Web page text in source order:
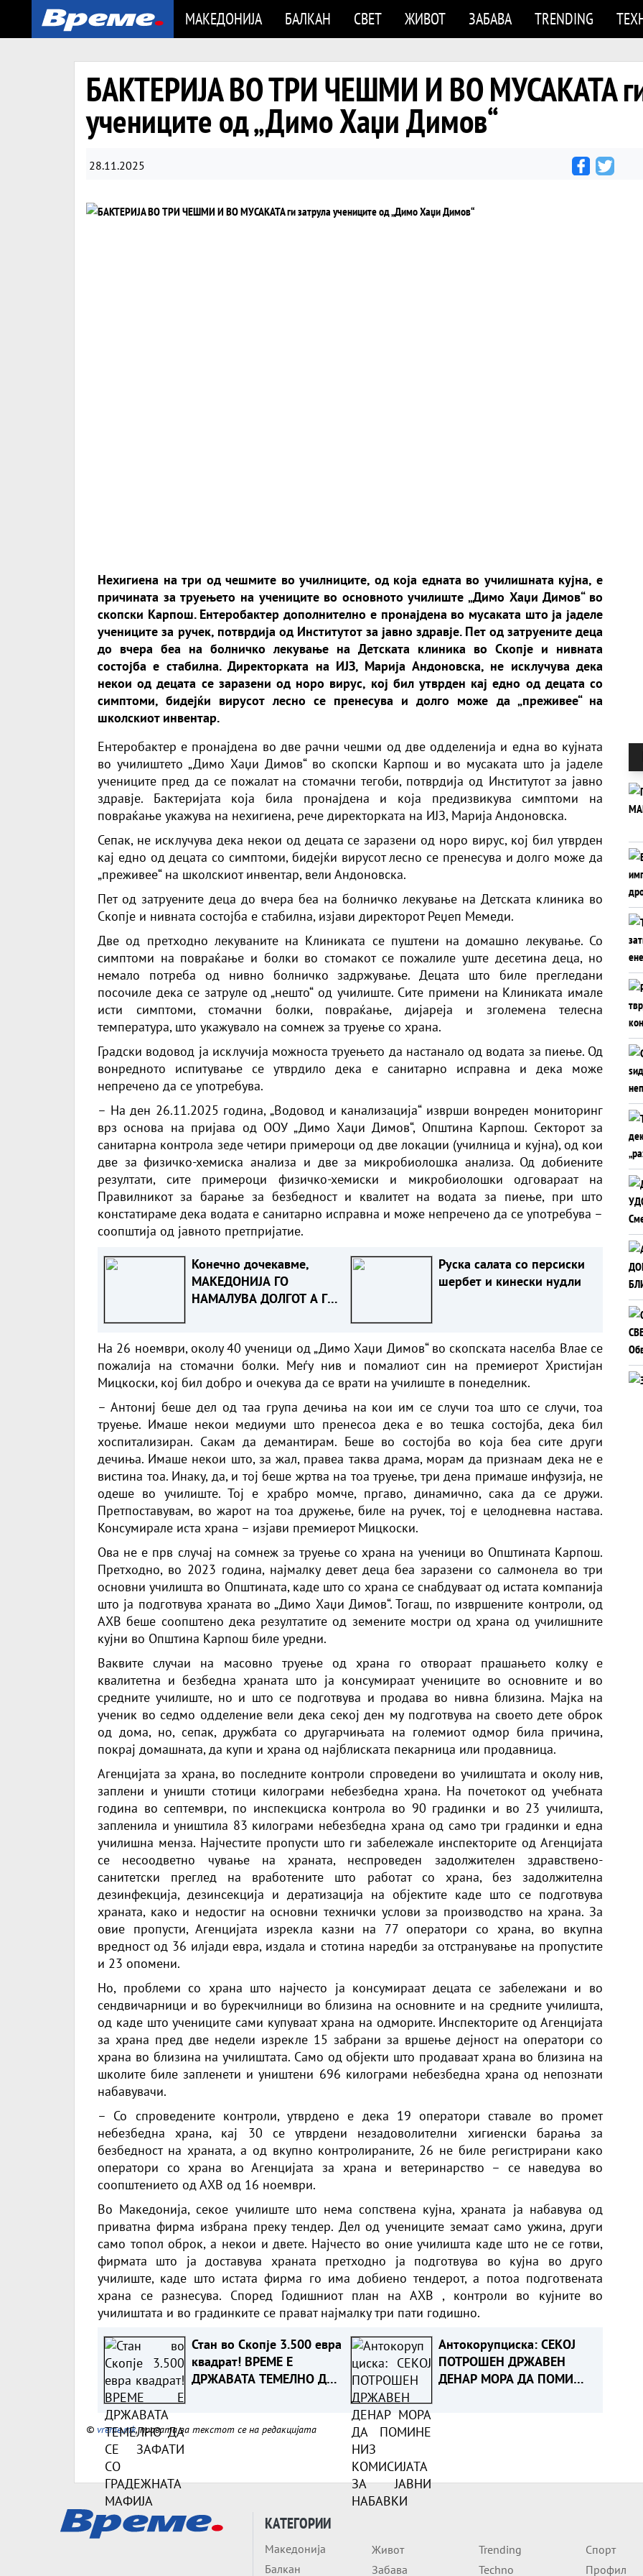
МАКЕДОНИЈА БАЛКАН СВЕТ ЖИВОТ ЗАБАВА TRENDING
БАКТЕРИЈА ВО ТРИ ЧЕШМИ И ВО МУСАКАТА ги
учениците од „Димо Хаџи Димов“
28.11.2025
Нехигиена на три од чешмите во училниците, од која едната во училишната кујна, е
причината за труењето на учениците во основното училиште „Димо Хаџи Димов“ во
скопски Карпош. Ентеробактер дополнително е пронајдена во мусаката што ја јаделе
учениците за ручек, потврдија од Институтот за јавно здравје. Пет од затруените деца
до вчера беа на болничко лекување на Детската клиника во Скопје и нивната
состојба е стабилна. Директорката на ИЈЗ, Марија Андоновска, не исклучува дека
некои од децата се заразени од норо вирус, кој бил утврден кај едно од децата со
симптоми, бидејќи вирусот лесно се пренесува и долго може да „преживее“ на
школскиот инвентар.
Ентеробактер е пронајдена во две рачни чешми од две одделенија и една во кујната
во училиштето „Димо Хаџи Димов“ во скопски Карпош и во мусаката што ја јаделе
учениците пред да се пожалат на стомачни тегоби, потврдија од Институтот за јавно
здравје. Бактеријата која била пронајдена и која предизвикува симптоми на
повраќање укажува на нехигиена, рече директорката на ИЈЗ, Марија Андоновска.
Сепак, не исклучува дека некои од децата се заразени од норо вирус, кој бил утврден
кај едно од децата со симптоми, бидејќи вирусот лесно се пренесува и долго може да
„преживее“ на школскиот инвентар, вели Андоновска.
Пет од затруените деца до вчера беа на болничко лекување на Детската клиника во
Скопје и нивната состојба е стабилна, изјави директорот Реџеп Мемеди.
Две од претходно лекуваните на Клиниката се пуштени на домашно лекување. Со
симптоми на повраќање и болки во стомакот се пожалиле уште десетина деца, но
немало потреба од нивно болничко задржување. Децата што биле прегледани
посочиле дека се затруле од „нешто“ од училиште. Сите примени на Клиниката имале
исти симптоми, стомачни болки, повраќање, дијареја и зголемена телесна
температура, што укажувало на сомнеж за труење со храна.
Градски водовод ја исклучија можноста труењето да настанало од водата за пиење. Од
вонредното испитување се утврдило дека е санитарно исправна и дека може
непречено да се употребува.
– На ден 26.11.2025 година, „Водовод и канализација“ изврши вонреден мониторинг
врз основа на пријава од ООУ „Димо Хаџи Димов“, Општина Карпош. Секторот за
санитарна контрола зеде четири примероци од две локации (училница и кујна), од кои
две за физичко-хемиска анализа и две за микробиолошка анализа. Од добиените
резултати, сите примероци физичко-хемиски и микробиолошки одговараат на
Правилникот за барање за безбедност и квалитет на водата за пиење, при што
констатираме дека водата е санитарно исправна и може непречено да се употребува –
соопштија од јавното претпријатие.
Конечно дочекавме,
МАКЕДОНИЈА ГО
НАМАЛУВА ДОЛГОТ А ГИ
ИНВЕСТИЦИИ
Руска салата со персиски
шербет и кинески нудли
На 26 ноември, околу 40 ученици од „Димо Хаџи Димов“ во скопската населба Влае се
пожалија на стомачни болки. Меѓу нив и помалиот син на премиерот Христијан
Мицкоски, кој бил добро и очекува да се врати на училиште в понеделник.
– Антониј беше дел од таа група дечиња на кои им се случи тоа што се случи, тоа
труење. Имаше некои медиуми што пренесоа дека е во тешка состојба, дека бил
хоспитализиран. Сакам да демантирам. Беше во состојба во која беа сите други
дечиња. Имаше некои што, за жал, правеа таква драма, морам да признаам дека не е
вистина тоа. Инаку, да, и тој беше жртва на тоа труење, три дена примаше инфузија, не
одеше во училиште. Тој е храбро момче, пргаво, динамично, сака да се дружи.
Претпоставувам, во жарот на тоа дружење, биле на ручек, тој е целодневна настава.
Консумирале иста храна – изјави премиерот Мицкоски.
Ова не е прв случај на сомнеж за труење со храна на ученици во Општината Карпош.
Претходно, во 2023 година, најмалку девет деца беа заразени со салмонела во три
основни училишта во Општината, каде што со храна се снабдуваат од истата компанија
што ја подготвува храната во „Димо Хаџи Димов“. Тогаш, по извршените контроли, од
АХВ беше соопштено дека резултатите од земените мостри од храна од училишните
кујни во Општина Карпош биле уредни.
Ваквите случаи на масовно труење од храна го отвораат прашањето колку е
квалитетна и безбедна храната што ја консумираат учениците во основните и во
средните училиште, но и што се подготвува и продава во нивна близина. Мајка на
ученик во седмо одделение вели дека секој ден му подготвува на своето дете оброк
од дома, но, сепак, дружбата со другарчињата на големиот одмор била причина,
покрај домашната, да купи и храна од најблиската пекарница или продавница.
Агенцијата за храна, во последните контроли спроведени во училиштата и околу нив,
заплени и уништи стотици килограми небезбедна храна. На почетокот од учебната
година во септември, по инспекциска контрола во 90 градинки и во 23 училишта,
запленила и уништила 83 килограми небезбедна храна од само три градинки и една
училишна менза. Најчестите пропусти што ги забележале инспекторите од Агенцијата
се несоодветно чување на храната, неспроведен задолжителен здравствено-
санитетски преглед на вработените што работат со храна, без задолжителна
дезинфекција, дезинсекција и дератизација на објектите каде што се подготвува
храната, како и недостиг на основни технички услови за производство на храна. За
овие пропусти, Агенцијата изрекла казни на 77 оператори со храна, во вкупна
вредност од 36 илјади евра, издала и стотина наредби за отстранување на пропустите
и 23 опомени.
Но, проблеми со храна што најчесто ја консумираат децата се забележани и во
сендвичарници и во бурекчилници во близина на основните и на средните училишта,
од каде што учениците сами купуваат храна на одморите. Инспекторите од Агенцијата
за храна пред две недели изрекле 15 забрани за вршење дејност на оператори со
храна во близина на училиштата. Само од објекти што продаваат храна во близина на
школите биле запленети и уништени 696 килограми небезбедна храна од непознати
набавувачи.
– Со спроведените контроли, утврдено е дека 19 оператори ставале во промет
небезбедна храна, кај 30 се утврдени незадоволителни хигиенски барања за
безбедност на храната, а од вкупно контролираните, 26 не биле регистрирани како
оператори со храна во Агенцијата за храна и ветеринарство – се наведува во
соопштението од АХВ од 16 ноември.
Во Македонија, секое училиште што нема сопствена кујна, храната ја набавува од
приватна фирма избрана преку тендер. Дел од учениците земаат само ужина, други
само топол оброк, а некои и двете. Најчесто во оние училишта каде што не се готви,
фирмата што ја доставува храната претходно ја подготвува во кујна во друго
училиште, каде што истата фирма го има добиено тендерот, а потоа подготвената
храна се разнесува. Според Годишниот план на АХВ , контроли во кујните во
училиштата и во градинките се прават најмалку три пати годишно.
Стан во Скопје 3.500 евра
квадрат! ВРЕМЕ Е
ДРЖАВАТА ТЕМЕЛНО ДА
Антокорупциска: СЕКОЈ
ПОТРОШЕН ДРЖАВЕН
ДЕНАР МОРА ДА ПОМИНЕ
© vreme.mk, правата за текстот се на редакцијата
КАТЕГОРИИ
Македонија
Балкан
Живот
Забава
Trending
Techno
Спорт
Профил